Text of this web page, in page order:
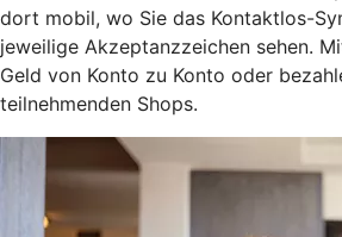
dort mobil, wo Sie das Kontaktlos-
jeweilige Akzeptanzzeichen sehen.
Geld von Konto zu Konto oder
teilnehmenden Shops.